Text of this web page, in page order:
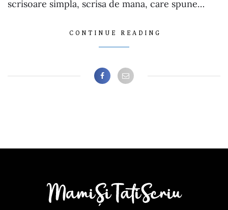
scrisoare simpla, scrisa de mana, care spune…
CONTINUE READING